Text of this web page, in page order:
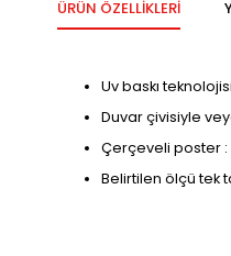
ÜRÜN ÖZELLIKLERI
Uv baskı
Duvar çivisiyle
Çerçeveli poster
Belirtilen ölçü tek